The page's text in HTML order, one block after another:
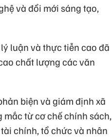
và đổi mới sáng tạo,
luận và thực tiễn cao đã
chất lượng các văn
biện và giám định xã
từ cơ chế chính sách,
chính, tổ chức và nhân